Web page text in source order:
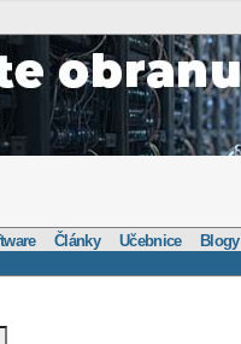
Články Učebnice Blogy